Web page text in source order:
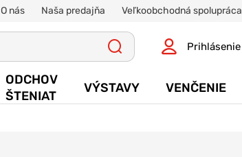
O nás Naša predajňa Veľkoobchodná spolupráca
Prihlásenie
ODCHOV
ŠTENIAT
VÝSTAVY VENČENIE